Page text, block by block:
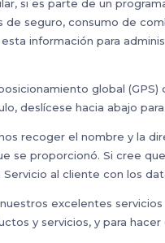
si es parte de un
seguro, consumo de
información para
global
deslícese hacia abajo
recoger el nombre y la
se proporcionó. Si cree
al cliente con los
excelentes
y servicios, y para